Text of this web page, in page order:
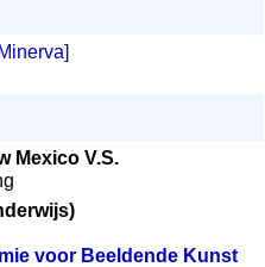
Mexico V.S.
voor Beeldende Kunst